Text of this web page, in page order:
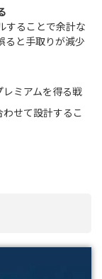
することで余計な
ると手取りが減少
ミアムを得る戦
せて設計するこ